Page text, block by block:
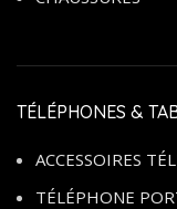
TÉLÉPHONES &
ACCESSOIRES
TÉLÉPHONE